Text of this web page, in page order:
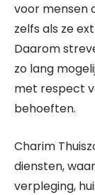
voor mensen
zelfs als ze
Daarom
zo lang
met respect
behoeften.
Charim
diensten,
verpleging,